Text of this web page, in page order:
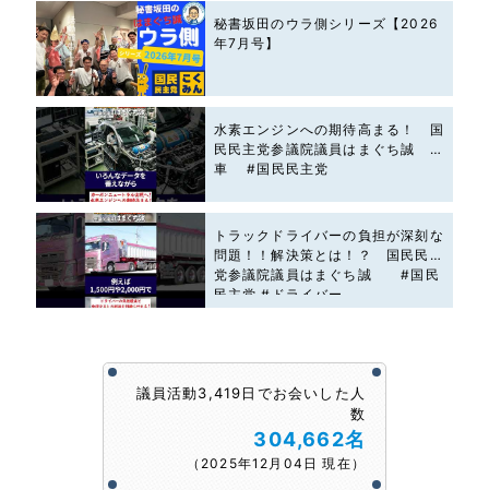
秘書坂田のウラ側シリーズ【2026
年7月号】
水素エンジンへの期待高まる！ 国
民民主党参議院議員はまぐち誠 #
車 #国民民主党
トラックドライバーの負担が深刻な
問題！！解決策とは！？ 国民民主
党参議院議員はまぐち誠 #国民
民主党 #ドライバー
議員活動3,419日でお会いした人
数
304,662名
（2025年12月04日 現在）